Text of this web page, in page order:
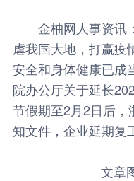
金柚网 人事资讯
虐我国大地，打赢疫
安全和身体健康已成
院办公厅关于延长
节假期至2月2日后，
知文件，企业延期复
文章